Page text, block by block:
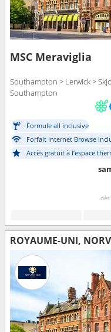
MSC Meraviglia
Southampton > Lerwick >
Southampton
Formule all inclusive
Forfait Internet Browse
Accès gratuit à l’espace
dès
ROYAUME-UNI,